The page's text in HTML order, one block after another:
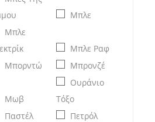
Μπλε
Μπλε
Μπλε Ραφ
Μπορντώ
Μπρονζέ
Μωβ
Ουράνιο
Τόξο
Παστέλ
Πετρόλ